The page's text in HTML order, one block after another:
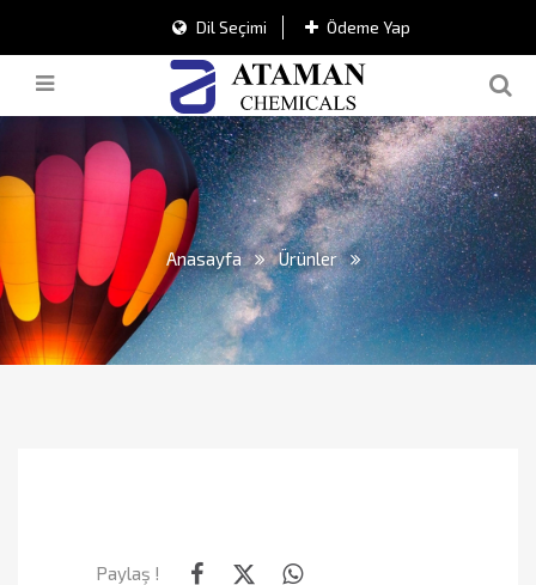
Dil Seçimi Ödeme Yap
Anasayfa Ürünler
Paylaş !